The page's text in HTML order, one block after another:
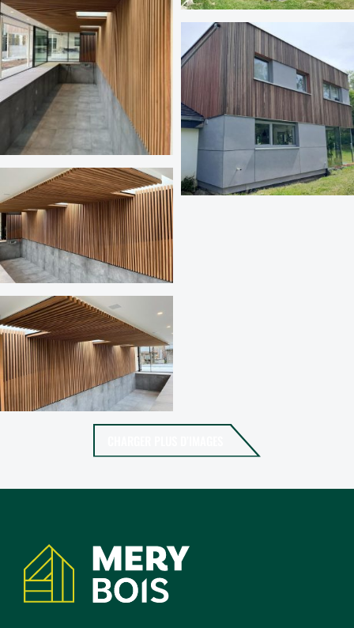
Coordonnées